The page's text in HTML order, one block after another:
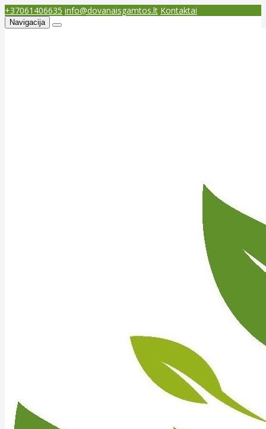
+37061406635 info@dovanaisgamtos.lt Kontaktai
Navigacija